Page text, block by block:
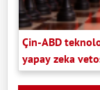
Çin-ABD
yapay zeka